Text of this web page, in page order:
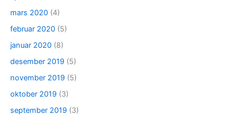
mars 2020 (4)
februar 2020 (5)
januar 2020 (8)
desember 2019 (5)
november 2019 (5)
oktober 2019 (3)
september 2019 (3)